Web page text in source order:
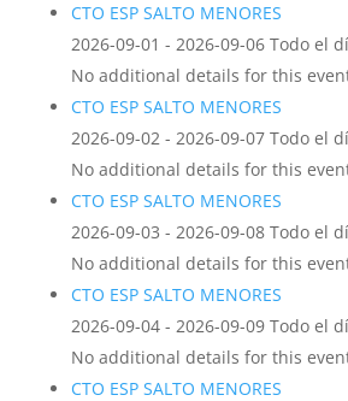
CTO ESP SALTO MENORES
2026-09-01 - 2026-09-06 Todo el
No additional details for this
CTO ESP SALTO MENORES
2026-09-02 - 2026-09-07 Todo el
No additional details for this
CTO ESP SALTO MENORES
2026-09-03 - 2026-09-08 Todo el
No additional details for this
CTO ESP SALTO MENORES
2026-09-04 - 2026-09-09 Todo el
No additional details for this
CTO ESP SALTO MENORES